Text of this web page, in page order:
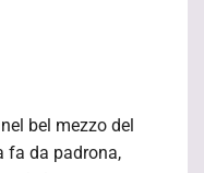
bel mezzo del
fa da padrona,